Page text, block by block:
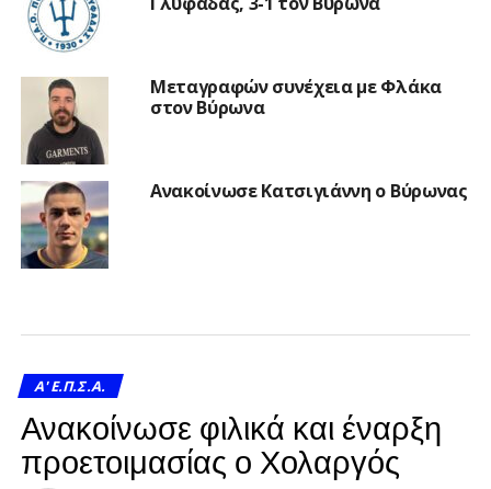
Μεταγραφών συνέχεια με Φλάκα
στον Βύρωνα
Ανακοίνωσε Κατσιγιάννη ο Βύρωνας
A' Ε.Π.Σ.Α.
Ανακοίνωσε φιλικά και έναρξη
προετοιμασίας ο Χολαργός